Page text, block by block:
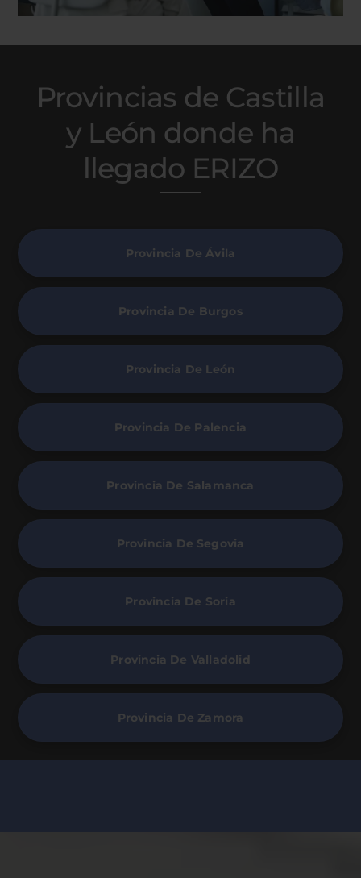
Provincias de Castilla
y León donde ha
llegado ERIZO
Provincia De Ávila
Provincia De Burgos
Provincia De León
Provincia De Palencia
Provincia De Salamanca
Provincia De Segovia
Provincia De Soria
Provincia De Valladolid
Provincia De Zamora